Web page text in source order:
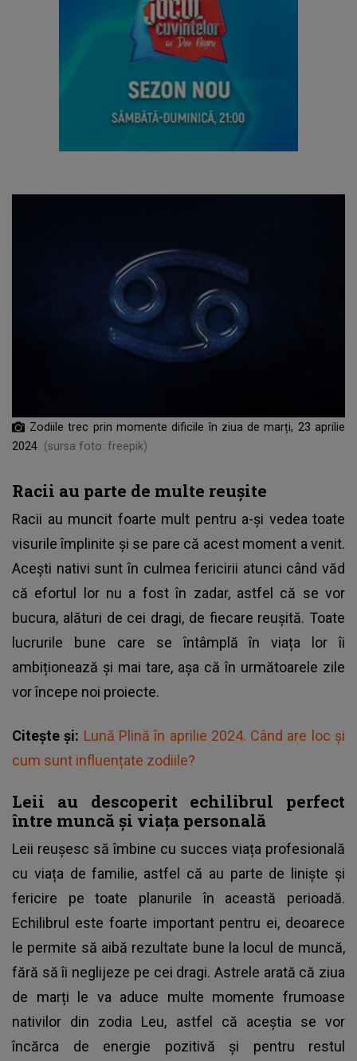
Zodiile trec prin momente dificile în ziua de marți, 23 aprilie
2024 (sursa foto: freepik)
Racii au parte de multe reușite
Racii au muncit foarte mult pentru a-și vedea toate
visurile împlinite și se pare că acest moment a venit.
Acești nativi sunt în culmea fericirii atunci când văd
că efortul lor nu a fost în zadar, astfel că se vor
bucura, alături de cei dragi, de fiecare reușită. Toate
lucrurile bune care se întâmplă în viața lor îi
ambiționează și mai tare, așa că în următoarele zile
vor începe noi proiecte.
Citește și: Lună Plină în aprilie 2024. Când are loc și
cum sunt influențate zodiile?
Leii au descoperit echilibrul perfect
între muncă și viața personală
Leii reușesc să îmbine cu succes viața profesională
cu viața de familie, astfel că au parte de liniște și
fericire pe toate planurile în această perioadă.
Echilibrul este foarte important pentru ei, deoarece
le permite să aibă rezultate bune la locul de muncă,
fără să îi neglijeze pe cei dragi. Astrele arată că ziua
de marți le va aduce multe momente frumoase
nativilor din zodia Leu, astfel că aceștia se vor
încărca de energie pozitivă și pentru restul